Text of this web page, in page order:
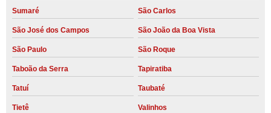
Sumaré São Carlos
São José dos Campos São João da Boa Vista
São Paulo São Roque
Taboão da Serra Tapiratiba
Tatuí Taubaté
Tietê Valinhos